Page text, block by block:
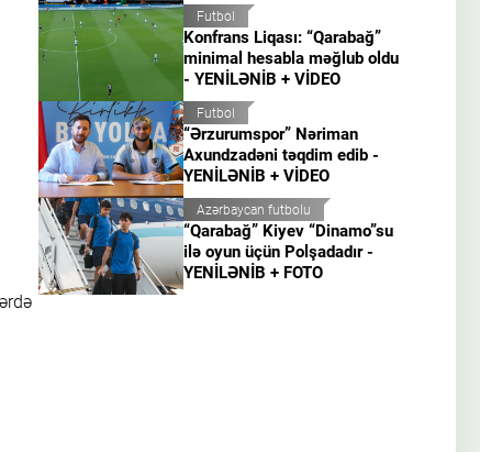
Futbol
Konfrans Liqası: “Qarabağ”
minimal hesabla məğlub oldu
- YENİLƏNİB + VİDEO
Futbol
“Ərzurumspor” Nəriman
Axundzadəni təqdim edib -
YENİLƏNİB + VİDEO
Azərbaycan futbolu
“Qarabağ” Kiyev “Dinamo”su
ilə oyun üçün Polşadadır -
YENİLƏNİB + FOTO